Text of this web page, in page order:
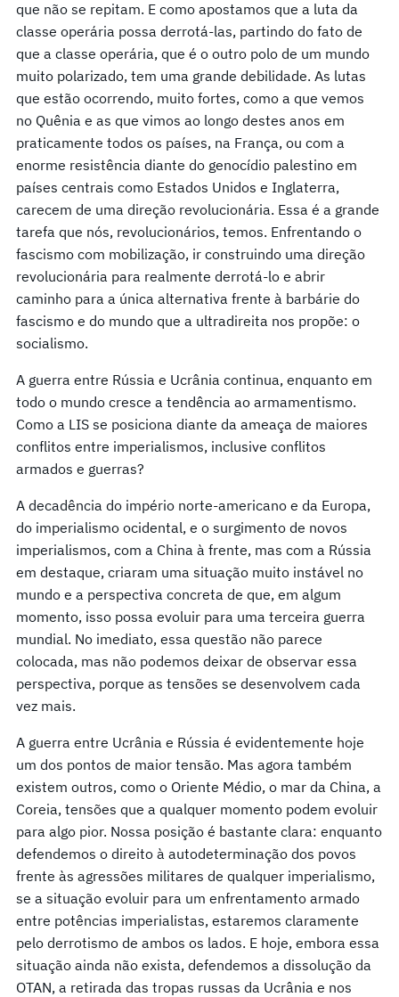
que não se repitam. E como apostamos que a luta da
classe operária possa derrotá-las, partindo do fato de
que a classe operária, que é o outro polo de um mundo
muito polarizado, tem uma grande debilidade. As lutas
que estão ocorrendo, muito fortes, como a que vemos
no Quênia e as que vimos ao longo destes anos em
praticamente todos os países, na França, ou com a
enorme resistência diante do genocídio palestino em
países centrais como Estados Unidos e Inglaterra,
carecem de uma direção revolucionária. Essa é a grande
tarefa que nós, revolucionários, temos. Enfrentando o
fascismo com mobilização, ir construindo uma direção
revolucionária para realmente derrotá-lo e abrir
caminho para a única alternativa frente à barbárie do
fascismo e do mundo que a ultradireita nos propõe: o
socialismo.
A guerra entre Rússia e Ucrânia continua, enquanto em
todo o mundo cresce a tendência ao armamentismo.
Como a LIS se posiciona diante da ameaça de maiores
conflitos entre imperialismos, inclusive conflitos
armados e guerras?
A decadência do império norte-americano e da Europa,
do imperialismo ocidental, e o surgimento de novos
imperialismos, com a China à frente, mas com a Rússia
em destaque, criaram uma situação muito instável no
mundo e a perspectiva concreta de que, em algum
momento, isso possa evoluir para uma terceira guerra
mundial. No imediato, essa questão não parece
colocada, mas não podemos deixar de observar essa
perspectiva, porque as tensões se desenvolvem cada
vez mais.
A guerra entre Ucrânia e Rússia é evidentemente hoje
um dos pontos de maior tensão. Mas agora também
existem outros, como o Oriente Médio, o mar da China, a
Coreia, tensões que a qualquer momento podem evoluir
para algo pior. Nossa posição é bastante clara: enquanto
defendemos o direito à autodeterminação dos povos
frente às agressões militares de qualquer imperialismo,
se a situação evoluir para um enfrentamento armado
entre potências imperialistas, estaremos claramente
pelo derrotismo de ambos os lados. E hoje, embora essa
situação ainda não exista, defendemos a dissolução da
OTAN, a retirada das tropas russas da Ucrânia e nos